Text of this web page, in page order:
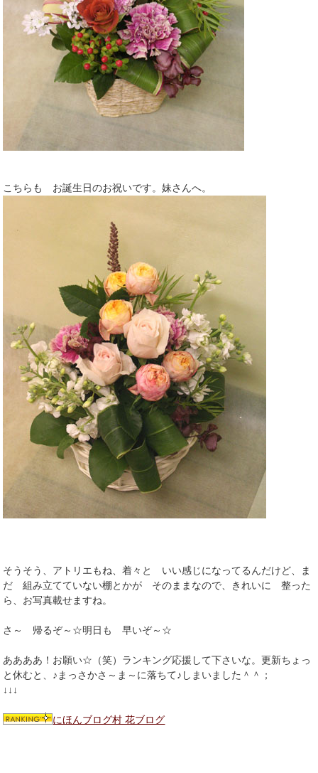
こちらも お誕生日のお祝いです。妹さんへ。
そうそう、アトリエもね、着々と いい感じになってるんだけど、ま
だ 組み立てていない棚とかが そのままなので、きれいに 整った
ら、お写真載せますね。
さ～ 帰るぞ～☆明日も 早いぞ～☆
ああああ！お願い☆（笑）ランキング応援して下さいな。更新ちょっ
と休むと、♪まっさかさ～ま～に落ちて♪しまいました＾＾；
↓↓↓
にほんブログ村 花ブログ